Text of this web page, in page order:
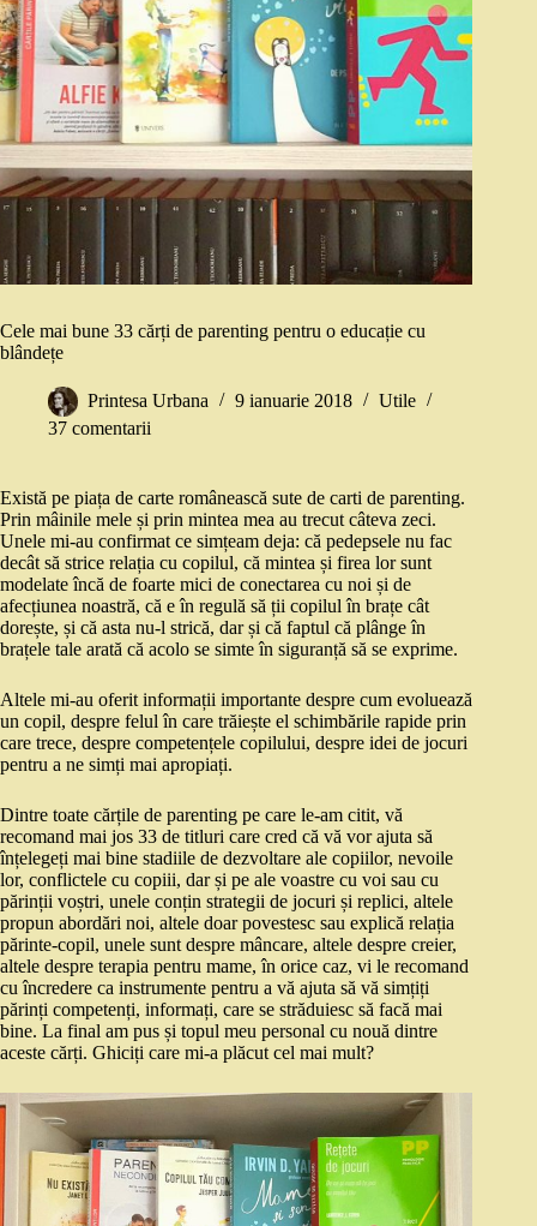
Cele mai bune 33 cărți de parenting pentru o educație cu
blândețe
Printesa Urbana 9 ianuarie 2018
Utile
37 comentarii
Există pe piața de carte românească sute de carti de parenting.
Prin mâinile mele și prin mintea mea au trecut câteva zeci.
Unele mi-au confirmat ce simțeam deja: că pedepsele nu fac
decât să strice relația cu copilul, că mintea și firea lor sunt
modelate încă de foarte mici de conectarea cu noi și de
afecțiunea noastră, că e în regulă să ții copilul în brațe cât
dorește, și că asta nu-l strică, dar și că faptul că plânge în
brațele tale arată că acolo se simte în siguranță să se exprime.
Altele mi-au oferit informații importante despre cum evoluează
un copil, despre felul în care trăiește el schimbările rapide prin
care trece, despre competențele copilului, despre idei de jocuri
pentru a ne simți mai apropiați.
Dintre toate cărțile de parenting pe care le-am citit, vă
recomand mai jos 33 de titluri care cred că vă vor ajuta să
înțelegeți mai bine stadiile de dezvoltare ale copiilor, nevoile
lor, conflictele cu copiii, dar și pe ale voastre cu voi sau cu
părinții voștri, unele conțin strategii de jocuri și replici, altele
propun abordări noi, altele doar povestesc sau explică relația
părinte-copil, unele sunt despre mâncare, altele despre creier,
altele despre terapia pentru mame, în orice caz, vi le recomand
cu încredere ca instrumente pentru a vă ajuta să vă simțiți
părinți competenți, informați, care se străduiesc să facă mai
bine. La final am pus și topul meu personal cu nouă dintre
aceste cărți. Ghiciți care mi-a plăcut cel mai mult?